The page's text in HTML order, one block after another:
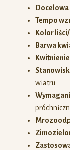
Docelowa
Tempo
Kolor
Barwa
wiatru